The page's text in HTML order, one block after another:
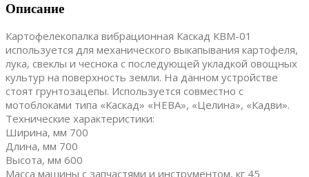
Описание
Картофелекопалка вибрационная Каскад КВМ-01
используется для механического выкапывания картофеля,
лука, свеклы и чеснока с последующей укладкой овощных
культур на поверхность земли. На данном устройстве
стоят грунтозацепы. Используется совместно с
мотоблоками типа «Каскад» «НЕВА», «Целина», «Кадви».
Технические характеристики:
Ширина, мм 700
Длина, мм 700
Высота, мм 600
Масса машины с запчастями и инструментом, кг 45